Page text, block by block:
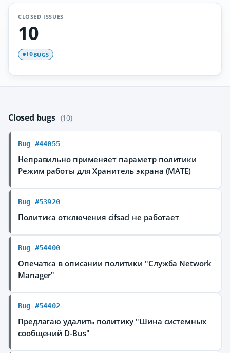
CLOSED ISSUES
10
10BUGS
Closed bugs (10)
Bug #44055
Неправильно применяет параметр политики
Режим работы для Хранитель экрана (MATE)
Bug #53920
Политика отключения cifsacl не работает
Bug #54400
Опечатка в описании политики "Служба Network
Manager"
Bug #54402
Предлагаю удалить политику "Шина системных
сообщений D-Bus"